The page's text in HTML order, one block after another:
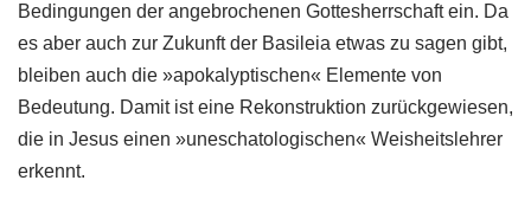
Bedingungen der angebrochenen Gottesherrschaft ein. Da
es aber auch zur Zukunft der Basileia etwas zu sagen gibt,
bleiben auch die »apokalyptischen« Elemente von
Bedeutung. Damit ist eine Rekonstruktion zurückgewiesen,
die in Jesus einen »uneschatologischen« Weisheitslehrer
erkennt.